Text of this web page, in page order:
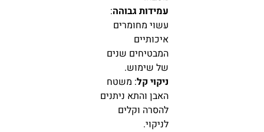
עמידות גבוהה:
עשוי מחומרים
איכותיים
המבטיחים שנים
של שימוש.
ניקוי קל: משטח
האבן והתא ניתנים
להסרה וקלים
לניקוי.